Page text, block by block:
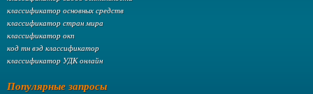
классификатор основных средств
классификатор стран мира
классификатор окп
код тн вэд классификатор
классификатор УДК онлайн
Популярные запросы